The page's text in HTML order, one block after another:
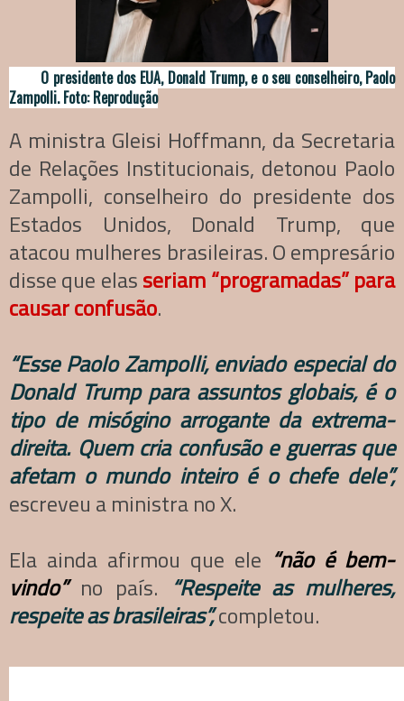
O presidente dos EUA, Donald Trump, e o seu conselheiro, Paolo
Zampolli. Foto: Reprodução
A ministra Gleisi Hoffmann, da Secretaria
de Relações Institucionais, detonou Paolo
Zampolli, conselheiro do presidente dos
Estados Unidos, Donald Trump, que
atacou mulheres brasileiras. O empresário
disse que elasseriam “programadas” para
causar confusão.
“Esse Paolo Zampolli, enviado especial do
Donald Trump para assuntos globais, é o
tipo de misógino arrogante da extrema-
direita. Quem cria confusão e guerras que
afetam o mundo inteiro é o chefe dele”,
escreveu a ministra no X.
Ela ainda afirmou que ele “não é bem-
vindo”no país. “Respeite as mulheres,
respeite as brasileiras”,completou.